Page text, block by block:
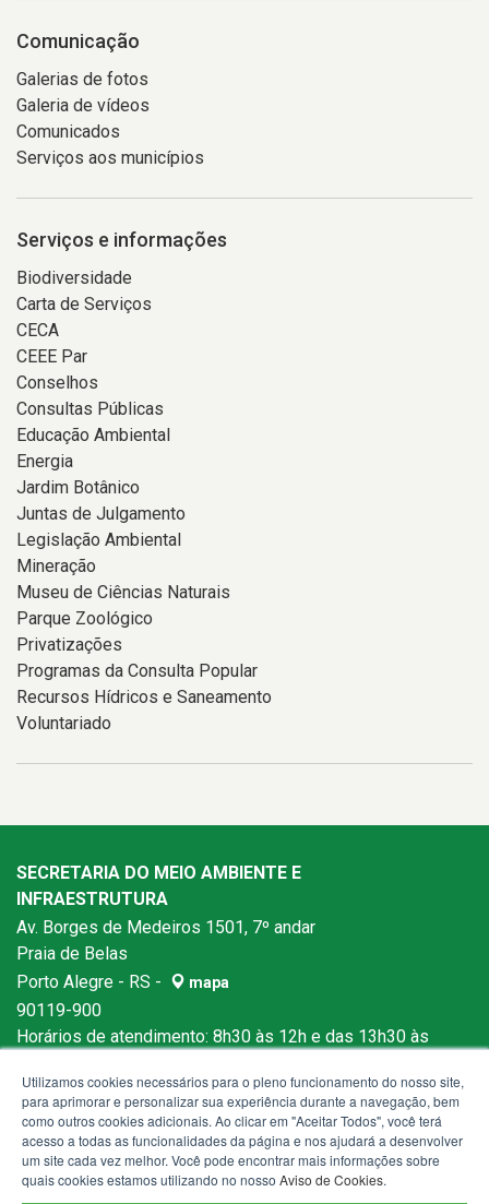
Comunicação
Galerias de fotos
Galeria de vídeos
Comunicados
Serviços aos municípios
Serviços e informações
Biodiversidade
Carta de Serviços
CECA
CEEE Par
Conselhos
Consultas Públicas
Educação Ambiental
Energia
Jardim Botânico
Juntas de Julgamento
Legislação Ambiental
Mineração
Museu de Ciências Naturais
Parque Zoológico
Privatizações
Programas da Consulta Popular
Recursos Hídricos e Saneamento
Voluntariado
SECRETARIA DO MEIO AMBIENTE E
INFRAESTRUTURA
Av. Borges de Medeiros 1501, 7º andar
Praia de Belas
Porto Alegre - RS -
mapa
90119-900
Horários de atendimento: 8h30 às 12h e das 13h30 às
Utilizamos cookies necessários para o pleno funcionamento do nosso site,
para aprimorar e personalizar sua experiência durante a navegação, bem
como outros cookies adicionais. Ao clicar em "Aceitar Todos", você terá
acesso a todas as funcionalidades da página e nos ajudará a desenvolver
um site cada vez melhor. Você pode encontrar mais informações sobre
quais cookies estamos utilizando no nosso Aviso de Cookies.